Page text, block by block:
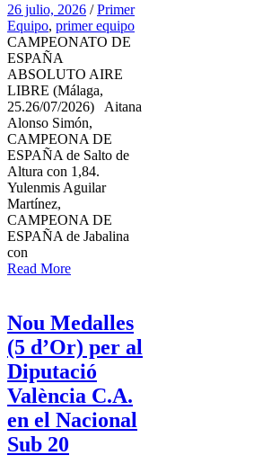
26 julio, 2026 / Primer
Equipo, primer equipo
CAMPEONATO DE
ESPAÑA
ABSOLUTO AIRE
LIBRE (Málaga,
25.26/07/2026) Aitana
Alonso Simón,
CAMPEONA DE
ESPAÑA de Salto de
Altura con 1,84.
Yulenmis Aguilar
Martínez,
CAMPEONA DE
ESPAÑA de Jabalina
con
Read More
Nou Medalles
(5 d’Or) per al
Diputació
València C.A.
en el Nacional
Sub 20